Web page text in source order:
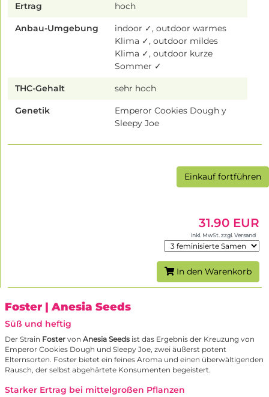
Ertrag hoch
Anbau-Umgebung
indoor ✓, outdoor warmes
Klima ✓, outdoor mildes
Klima ✓, outdoor kurze
Sommer ✓
THC-Gehalt sehr hoch
Genetik
Emperor Cookies Dough y
Sleepy Joe
Einkauf fortführen
31.90 EUR
inkl. MwSt. zzgl. Versand
In den Warenkorb
Foster | Anesia Seeds
Süß und heftig
Der Strain Foster von Anesia Seeds ist das Ergebnis der Kreuzung von
Emperor Cookies Dough und Sleepy Joe, zwei äußerst potent
Elternsorten. Foster bietet ein feines Aroma und einen überwältigenden
Rausch, der selbst abgehärtete Konsumenten begeistert.
Starker Ertrag bei mittelgroßen Pflanzen